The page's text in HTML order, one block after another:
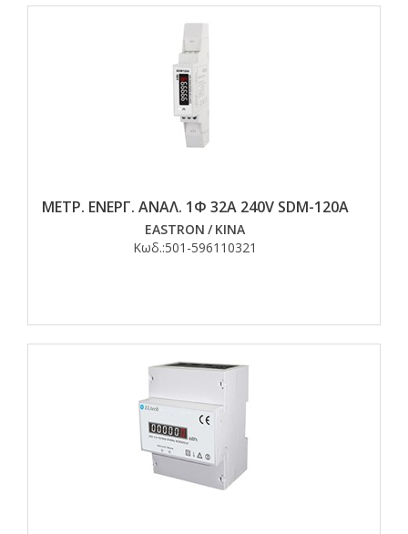
ΜΕΤΡ. ΕΝΕΡΓ. ΑΝΑΛ. 1Φ 32Α 240V SDM-120A
EASTRON / ΚΙΝΑ
Κωδ.:501-596110321